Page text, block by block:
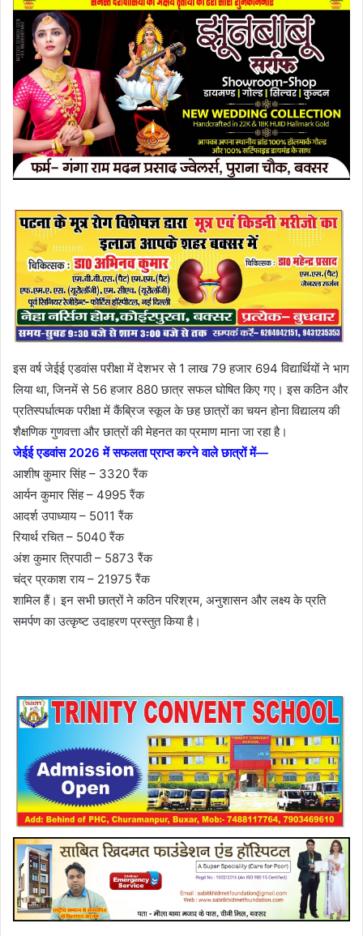
इस वर्ष जेईई एडवांस परीक्षा में देशभर से 1 लाख 79 हजार 694 विद्यार्थियों ने भाग
लिया था, जिनमें से 56 हजार 880 छात्र सफल घोषित किए गए। इस कठिन और
प्रतिस्पर्धात्मक परीक्षा में कैंब्रिज स्कूल के छह छात्रों का चयन होना विद्यालय की
शैक्षणिक गुणवत्ता और छात्रों की मेहनत का प्रमाण माना जा रहा है।
जेईई एडवांस 2026 में सफलता प्राप्त करने वाले छात्रों में—
आशीष कुमार सिंह – 3320 रैंक
आर्यन कुमार सिंह – 4995 रैंक
आदर्श उपाध्याय – 5011 रैंक
रियार्थ रचित – 5040 रैंक
अंश कुमार त्रिपाठी – 5873 रैंक
चंद्र प्रकाश राय – 21975 रैंक
शामिल हैं। इन सभी छात्रों ने कठिन परिश्रम, अनुशासन और लक्ष्य के प्रति
समर्पण का उत्कृष्ट उदाहरण प्रस्तुत किया है।